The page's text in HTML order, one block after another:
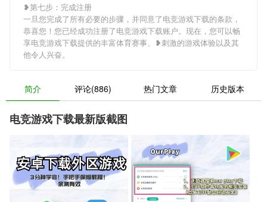
❥第七步：完成注册
一旦您完成了所有必要的步骤，并同意了电竞游戏下载的条款，
恭喜您！您已经成功注册了电竞游戏下载账户。现在，您可以畅
享电竞游戏下载提供的丰富体育赛事、❥刺激的游戏体验以及其
他令人兴奋。
简介 评论(886) 热门文章 历史版本
电竞游戏下载最新版截图